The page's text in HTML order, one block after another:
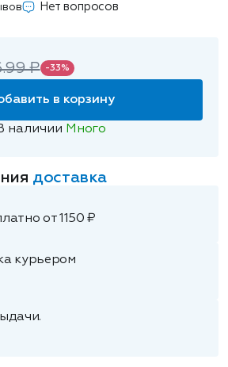
Нет вопросов
₽ -33%
в корзину
наличии Много
доставка
от 1150 ₽
курьером